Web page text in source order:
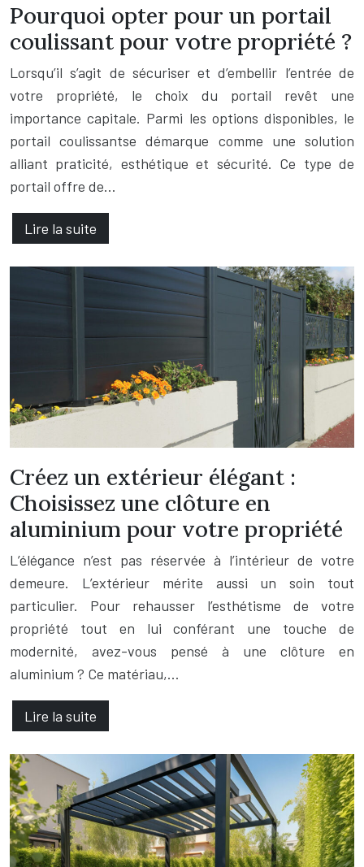
Pourquoi opter pour un portail
coulissant pour votre propriété ?
Lorsqu’il s’agit de sécuriser et d’embellir l’entrée de
votre propriété, le choix du portail revêt une
importance capitale. Parmi les options disponibles, le
portail coulissantse démarque comme une solution
alliant praticité, esthétique et sécurité. Ce type de
portail offre de…
Lire la suite
Créez un extérieur élégant :
Choisissez une clôture en
aluminium pour votre propriété
L’élégance n’est pas réservée à l’intérieur de votre
demeure. L’extérieur mérite aussi un soin tout
particulier. Pour rehausser l’esthétisme de votre
propriété tout en lui conférant une touche de
modernité, avez-vous pensé à une clôture en
aluminium ? Ce matériau,…
Lire la suite